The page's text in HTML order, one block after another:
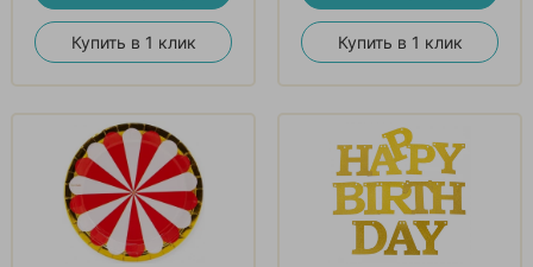
Купить в 1 клик Купить в 1 клик